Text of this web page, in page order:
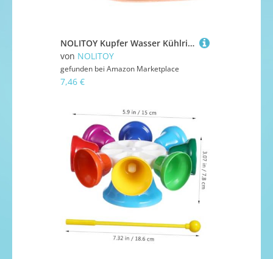
NOLITOY Kupfer Wasser Kühlring für Rc Boots Motor Effektive Wärmeableitung Einfache Montage Langlebiger Wasserkühlmantel Geeignet für Speedboat und Yacht Modelle
von NOLITOY
gefunden bei Amazon Marketplace
7,46 €